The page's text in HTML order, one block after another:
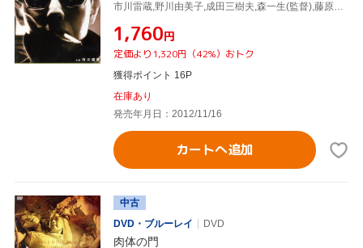
市川雷蔵,野川由美子,成田三樹夫,森一生(監督),藤原審爾(原作),鏑木創(音楽)
¥1,760円
定価より1,320円（42%）おトク
獲得ポイント 16P
在庫あり
発売年月日：2012/11/16
カートへ追加
中古
DVD・ブルーレイ
DVD
肉体の門